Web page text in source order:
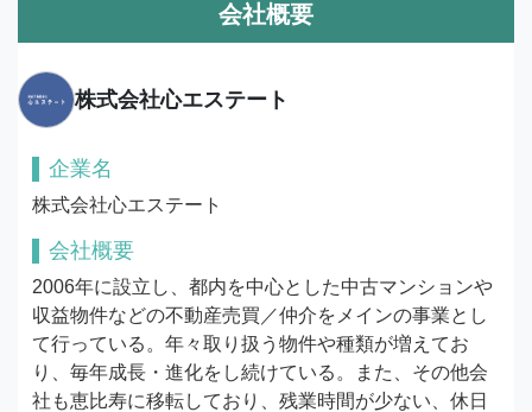
会社概要
株式会社心エステート
企業名
株式会社心エステート
会社概要
2006年に設立し、都内を中心とした中古マンションや
収益物件などの不動産売買／仲介をメインの事業とし
て行っている。年々取り扱う物件や種類が増えてお
り、毎年成長・進化をし続けている。また、その他会
社も恵比寿に移転しており、残業時間が少ない、休日